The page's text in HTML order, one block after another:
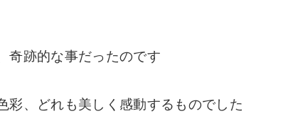
奇跡的な事だったのです
彩、どれも美しく感動するものでした